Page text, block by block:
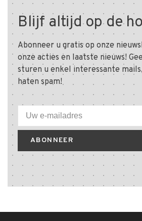
Blijf altijd op de
Abonneer u gratis op onze
onze acties en laatste nieuws!
sturen u enkel interessante
haten spam!
ABONNEER